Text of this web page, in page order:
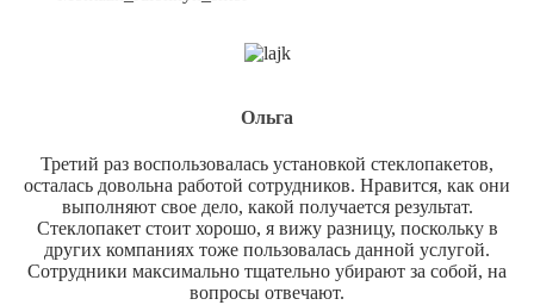
Ольга
Третий раз воспользовалась установкой стеклопакетов,
осталась довольна работой сотрудников. Нравится, как они
выполняют свое дело, какой получается результат.
Стеклопакет стоит хорошо, я вижу разницу, поскольку в
других компаниях тоже пользовалась данной услугой.
Сотрудники максимально тщательно убирают за собой, на
вопросы отвечают.